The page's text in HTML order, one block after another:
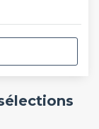
cette période